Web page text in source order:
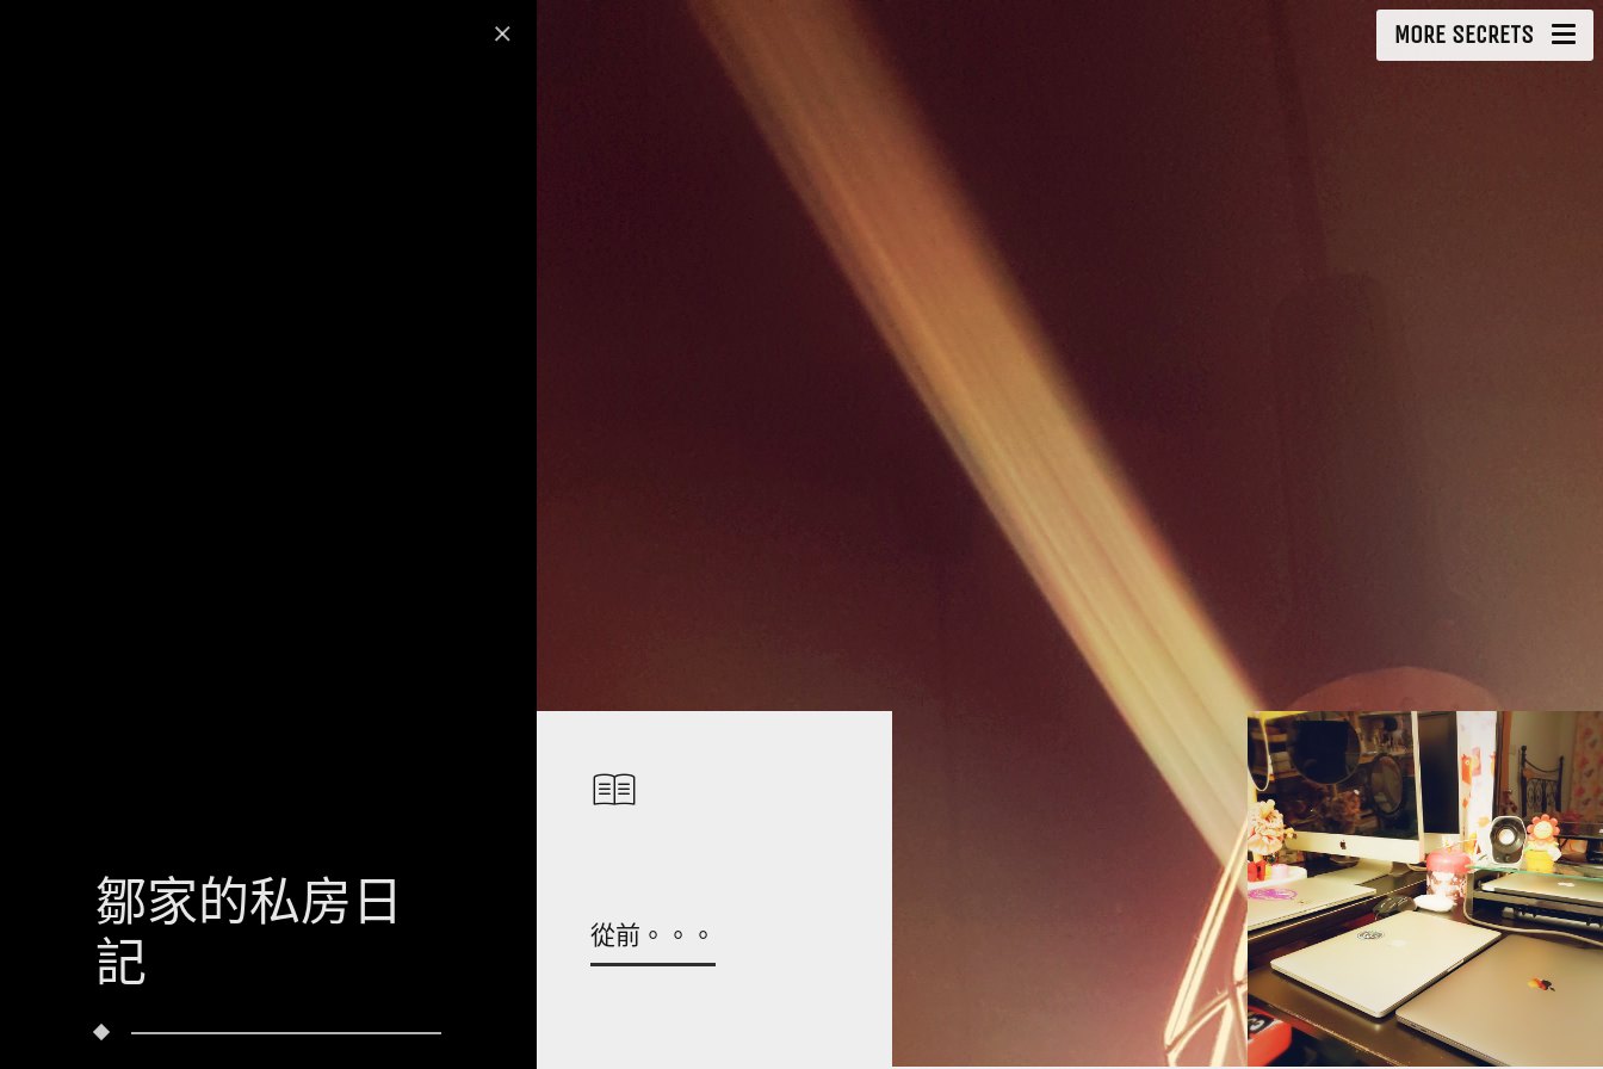
MORE SECRETS
鄒家的私房日
記
從前。。。